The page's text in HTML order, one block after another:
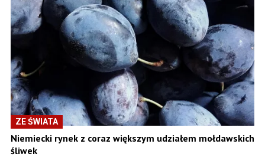
ZE ŚWIATA
Niemiecki rynek z coraz większym udziałem mołdawskich
śliwek